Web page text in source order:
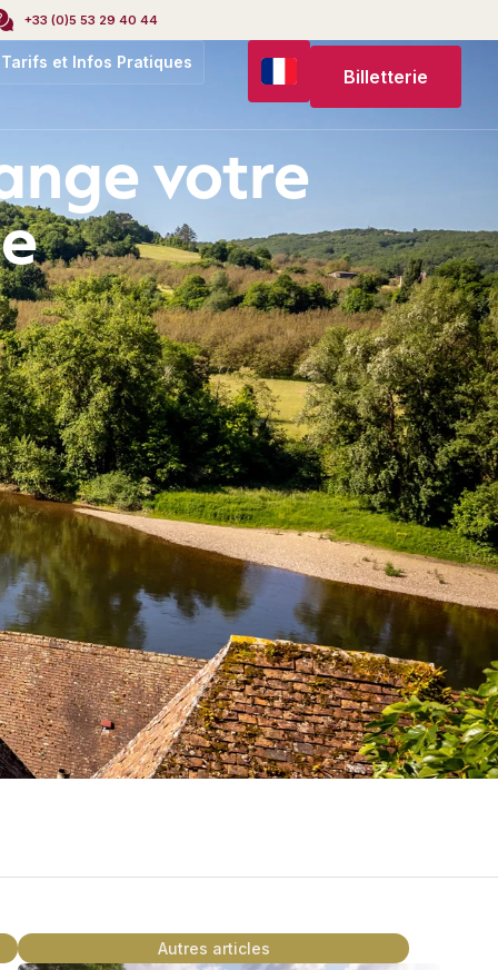
+33 (0)5 53 29 40 44
Tarifs et Infos Pratiques
Billetterie
votre
Autres articles